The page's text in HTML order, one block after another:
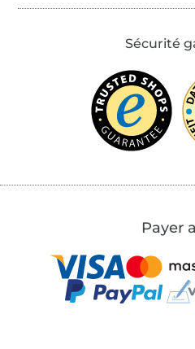
Sécurité
Payer